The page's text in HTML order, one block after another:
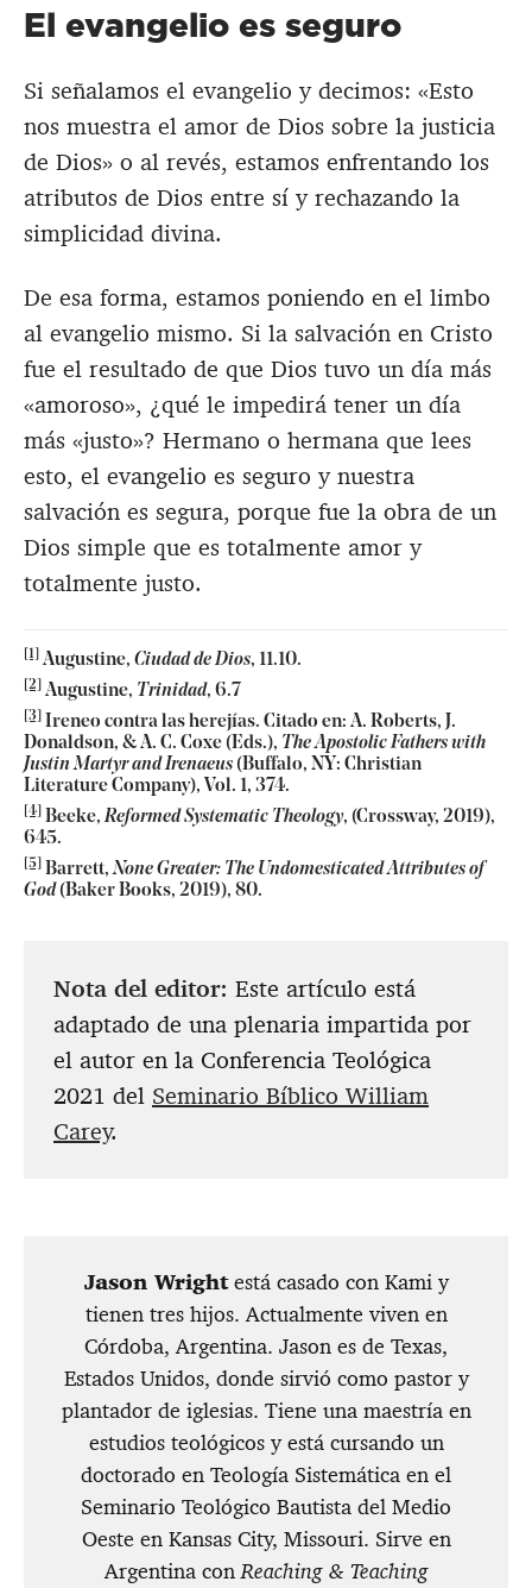
El evangelio es seguro
Si señalamos el evangelio y decimos: «Esto
nos muestra el amor de Dios sobre la justicia
de Dios» o al revés, estamos enfrentando los
atributos de Dios entre sí y rechazando la
simplicidad divina.
De esa forma, estamos poniendo en el limbo
al evangelio mismo. Si la salvación en Cristo
fue el resultado de que Dios tuvo un día más
«amoroso», ¿qué le impedirá tener un día
más «justo»? Hermano o hermana que lees
esto, el evangelio es seguro y nuestra
salvación es segura, porque fue la obra de un
Dios simple que es totalmente amor y
totalmente justo.
[1] Augustine, Ciudad de Dios, 11.10.
[2] Augustine, Trinidad, 6.7
[3]
Ireneo contra las herejías. Citado en: A. Roberts, J.
Donaldson, & A. C. Coxe (Eds.), The Apostolic Fathers with
Justin Martyr and Irenaeus(Buffalo, NY: Christian
Literature Company), Vol. 1, 374.
[4] Beeke,Reformed Systematic Theology, (Crossway, 2019),
645.
[5] Barrett,None Greater: The Undomesticated Attributes of
God(Baker Books, 2019), 80.
Nota del editor: Este artículo está
adaptado de una plenaria impartida por
el autor en la Conferencia Teológica
2021 del Seminario Bíblico William
Carey.
Jason Wrightestá casado con Kami y
tienen tres hijos. Actualmente viven en
Córdoba, Argentina. Jason es de Texas,
Estados Unidos, donde sirvió como pastor y
plantador de iglesias. Tiene una maestría en
estudios teológicos y está cursando un
doctorado en Teología Sistemática en el
Seminario Teológico Bautista del Medio
Oeste en Kansas City, Missouri. Sirve en
Argentina conReaching & Teaching